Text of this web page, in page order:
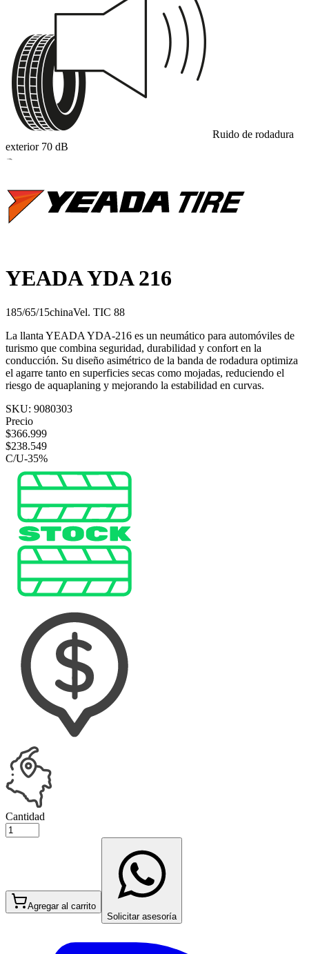
Ruido de rodadura
exterior 70 dB
B
YEADA YDA 216
185/65/15chinaVel. TIC 88
La llanta YEADA YDA‑216 es un neumático para automóviles de
turismo que combina seguridad, durabilidad y confort en la
conducción. Su diseño asimétrico de la banda de rodadura optimiza
el agarre tanto en superficies secas como mojadas, reduciendo el
riesgo de aquaplaning y mejorando la estabilidad en curvas.
SKU: 9080303
Precio
$366.999
$238.549
C/U-35%
Cantidad
Agregar al carrito
Solicitar asesoría